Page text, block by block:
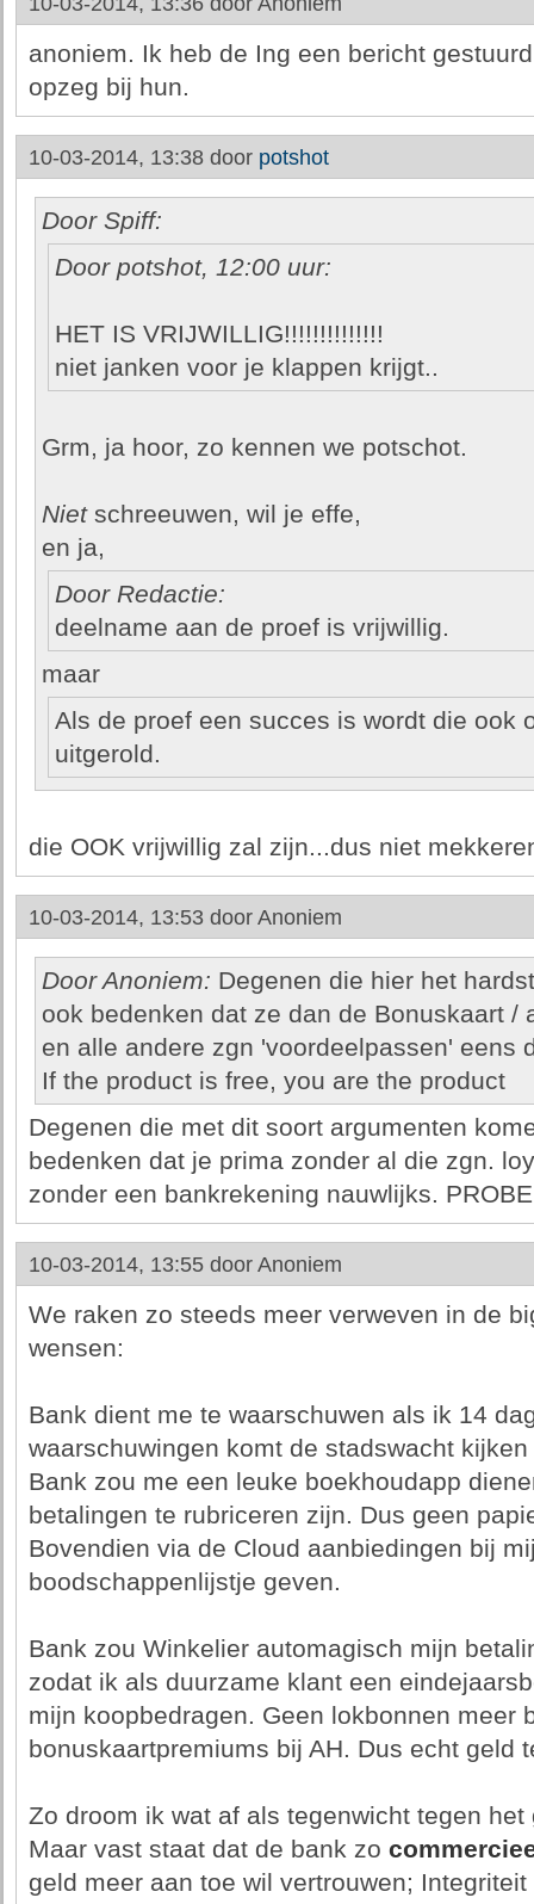
anoniem. Ik heb de Ing een bericht
opzeg bij hun.
10-03-2014, 13:38 door potshot
Door Spiff:
Door potshot, 12:00 uur:
HET IS VRIJWILLIG!!!!!!!!!!!!!!
niet janken voor je klappen krijgt..
Grm, ja hoor, zo kennen we potschot.
Nietschreeuwen, wil je effe,
en ja,
Door Redactie:
deelname aan de proef is vrijwillig.
maar
Als de proef een succes is wordt die ook
uitgerold.
die OOK vrijwillig zal zijn...dus niet
10-03-2014, 13:53 door Anoniem
Door Anoniem: Degenen die hier het
ook bedenken dat ze dan de Bonuskaart /
en alle andere zgn 'voordeelpassen' eens
If the product is free, you are the product
Degenen die met dit soort argumenten
bedenken dat je prima zonder al die zgn.
zonder een bankrekening nauwlijks.
10-03-2014, 13:55 door Anoniem
We raken zo steeds meer verweven in de
wensen:
Bank dient me te waarschuwen als ik 14
waarschuwingen komt de stadswacht
Bank zou me een leuke boekhoudapp
betalingen te rubriceren zijn. Dus geen
Bovendien via de Cloud aanbiedingen bij
boodschappenlijstje geven.
Bank zou Winkelier automagisch mijn
zodat ik als duurzame klant een
mijn koopbedragen. Geen lokbonnen meer
bonuskaartpremiums bij AH. Dus echt geld
Zo droom ik wat af als tegenwicht tegen het
Maar vast staat dat de bank zo
geld meer aan toe wil vertrouwen;